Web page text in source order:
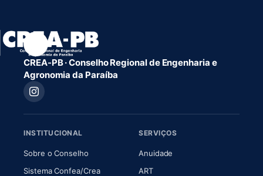
CREA-PB · Conselho Regional de Engenharia e
Agronomia da Paraíba
INSTITUCIONAL
Sobre o Conselho(abre em nova aba)
Sistema Confea/Crea(abre em nova aba)
SERVIÇOS
Anuidade
ART(abre em nova aba)